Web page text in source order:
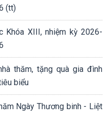
(tt)
Khóa XIII, nhiệm kỳ 2026-
thăm, tặng quà gia đình
biểu
Ngày Thương binh - Liệt